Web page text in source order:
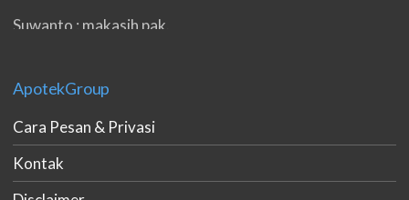
Suwanto : makasih pak.
double. beneran sama sekali tidak ada nama
produknya. tetep jaga kualitas ya gan.
gan. cpet bgt
ApotekGroup
Cara Pesan & Privasi
Kontak